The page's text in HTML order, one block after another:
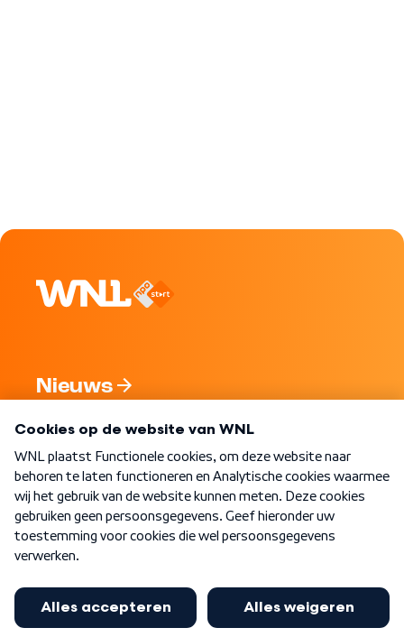
Nieuws
Nieuwsbrief
Word Lid